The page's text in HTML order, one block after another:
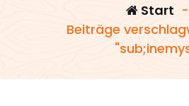
Start -
Beiträge